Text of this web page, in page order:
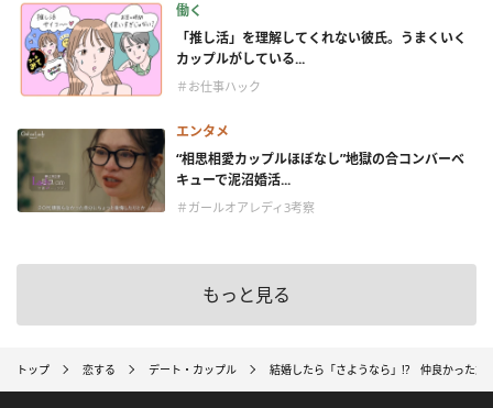
働く
「推し活」を理解してくれない彼氏。うまくいく
カップルがしている...
＃お仕事ハック
エンタメ
“相思相愛カップルほぼなし”地獄の合コンバーベ
キューで泥沼婚活...
＃ガールオアレディ3考察
もっと見る
トップ 恋する デート・カップル 結婚したら「さようなら」!? 仲良かった友